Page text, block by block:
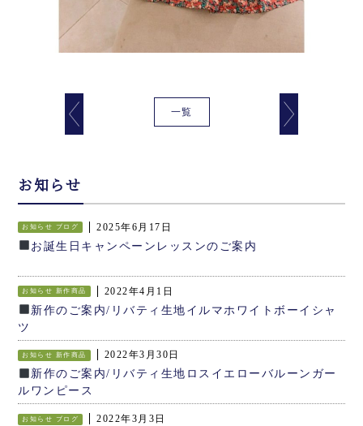
一覧
お知らせ
お知らせ ブログ 2025年6月17日
お誕生日キャンペーンレッスンのご案内
お知らせ 新作商品 2022年4月1日
新作のご案内/リバティ生地イルマホワイトボーイシャ
ツ
お知らせ 新作商品 2022年3月30日
新作のご案内/リバティ生地ロスイエローバルーンガー
ルワンピース
お知らせ ブログ 2022年3月3日